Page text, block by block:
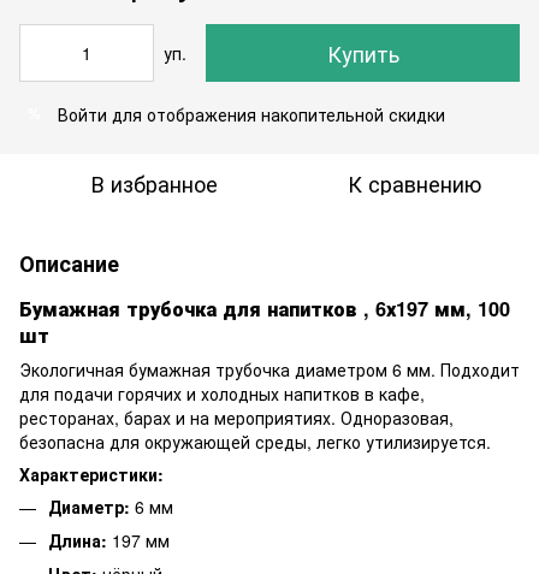
уп. Купить
Войти для отображения накопительной скидки
В избранное К сравнению
Описание
Бумажная трубочка для напитков , 6х197 мм, 100
шт
Экологичная бумажная трубочка диаметром 6 мм. Подходит
для подачи горячих и холодных напитков в кафе,
ресторанах, барах и на мероприятиях. Одноразовая,
безопасна для окружающей среды, легко утилизируется.
Характеристики:
Диаметр: 6 мм
Длина: 197 мм